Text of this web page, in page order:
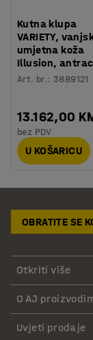
Kutna klupa
VARIETY,
umjetna koža
Illusion,
Art. br.:3889121
13.162,00
bez PDV
U KOŠARICU
OBRATITE SE
Otkriti više
O AJ
Uvjeti prodaje